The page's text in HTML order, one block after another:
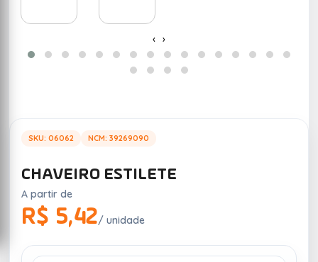
‹ ›
SKU: 06062 NCM: 39269090
CHAVEIRO ESTILETE
A partir de
R$ 5,42/ unidade